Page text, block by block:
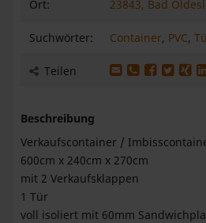
Ort: 23843, Bad
Suchwörter: Container, PVC,
Teilen Produkt per E-
Produkt
Produkt
Beschreibung
Verkaufscontainer /
600cm x 240cm x 270cm
mit 2 Verkaufsklappen
1 Tür
voll isoliert mit 60mm